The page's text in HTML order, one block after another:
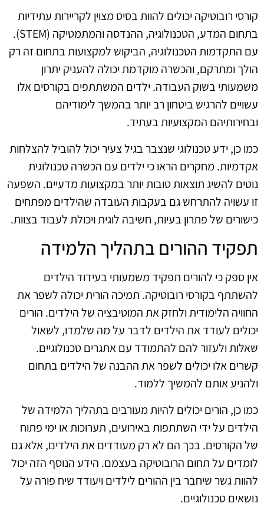
קורסי רובוטיקה יכולים להוות בסיס מצוין לקריירות עתידיות
בתחום המדע, הטכנולוגיה, ההנדסה והמתמטיקה (STEM).
עם התקדמות הטכנולוגיה, הביקוש למקצועות בתחום זה רק
הולך ומתרקם, והכשרה מוקדמת יכולה להעניק יתרון
משמעותי בשוק העבודה. ילדים המשתתפים בקורסים אלו
עשויים להרגיש ביטחון רב יותר בהמשך לימודיהם
ובחירותיהם המקצועיות בעתיד.
כמו כן, ידע טכנולוגי שנצבר בגיל צעיר יכול להוביל להצלחות
אקדמיות. מחקרים הראו כי ילדים עם הכשרה טכנולוגית
נוטים להשיג תוצאות טובות יותר במקצועות מדעיים. השפעה
זו עשויה להתרחש גם בעקבות העובדה שהילדים מפתחים
כישורים של פתרון בעיות, חשיבה לוגית ויכולת לעבוד בצוות.
תפקיד ההורים בתהליך הלמידה
אין ספק כי להורים תפקיד משמעותי בעידוד הילדים
להשתתף בקורסי רובוטיקה. תמיכה הורית יכולה לשפר את
החוויה הלימודית ולחזק את המוטיבציה של הילדים. הורים
יכולים לעודד את הילדים לדבר על מה שלמדו, לשאול
שאלות ולעזור להם להתמודד עם אתגרים טכנולוגיים.
קשרים אלו יכולים לשפר את ההבנה של הילדים בתחום
ולהניע אותם להמשיך ללמוד.
כמו כן, הורים יכולים להיות מעורבים בתהליך הלמידה של
הילדים על ידי השתתפות באירועים, תערוכות או ימי פתוח
של הקורסים. בכך הם לא רק מעודדים את הילדים, אלא גם
לומדים על תחום הרובוטיקה בעצמם. הידע הנוסף הזה יכול
להוות גשר שיחבר בין ההורים לילדים ויעודד שיח פורה על
נושאים טכנולוגיים.